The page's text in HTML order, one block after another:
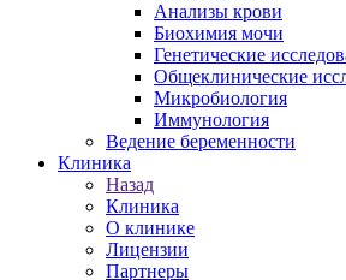
Анализы крови
Биохимия мочи
Генетические
Общеклинические
Микробиология
Иммунология
Ведение беременности
Клиника
Назад
Клиника
О клинике
Лицензии
Партнеры